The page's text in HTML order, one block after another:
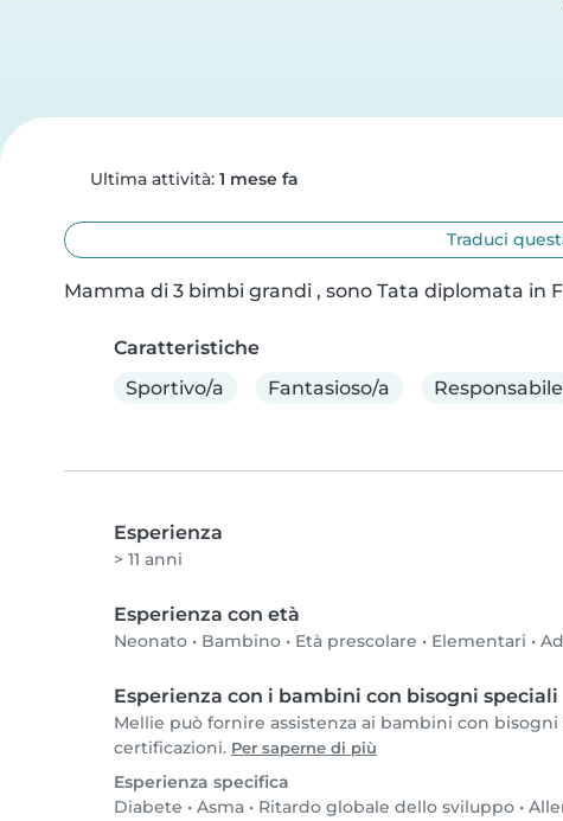
Ultima attività: 1 mese fa
Traduci
Mamma di 3 bimbi grandi , sono Tata diplomata in
Caratteristiche
Sportivo/a
Fantasioso/a Responsabile
Esperienza
> 11 anni
Esperienza con età
Neonato • Bambino • Età prescolare • Elementari •
Esperienza con i bambini con bisogni speciali
Mellie può fornire assistenza ai bambini con
certificazioni. Per saperne di più
Esperienza specifica
Diabete • Asma • Ritardo globale dello sviluppo •